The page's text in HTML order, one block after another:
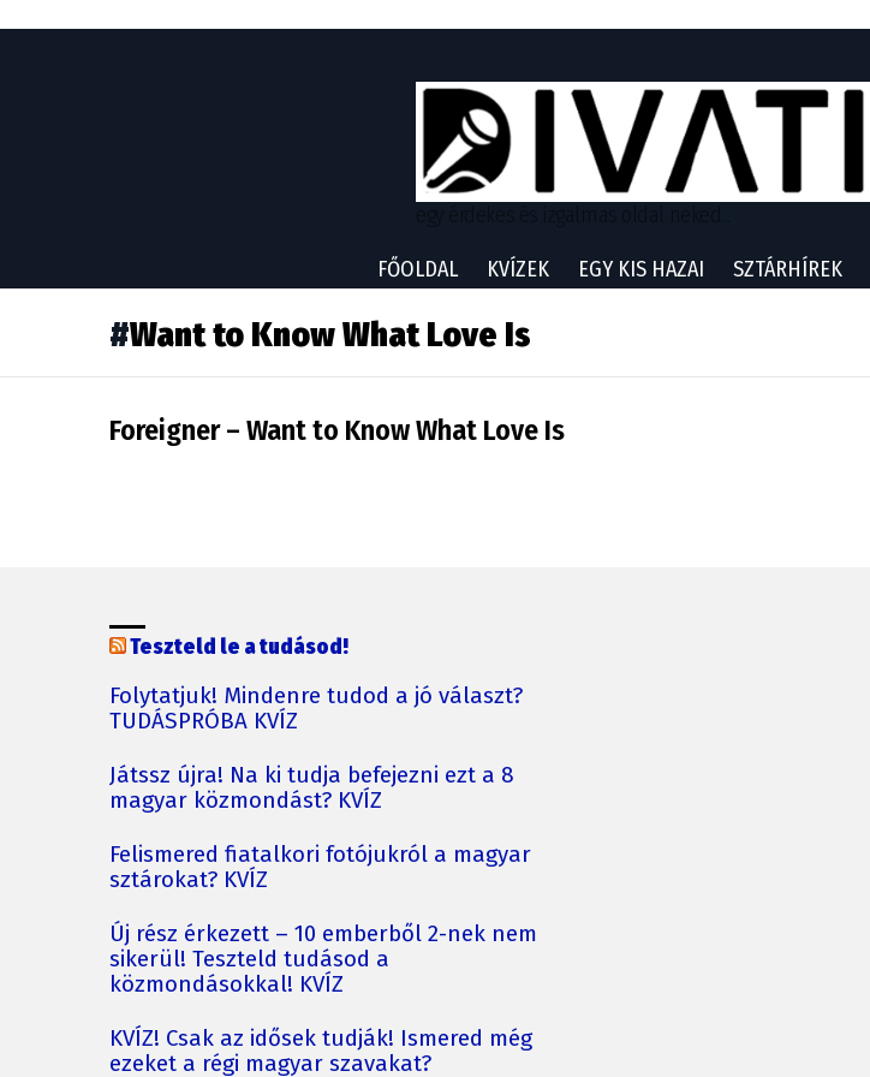
FŐOLDAL KVÍZEK EGY KIS HAZAI SZTÁRHÍREK
Want to Know What Love Is
Legutóbbi
Foreigner – Want to Know What Love Is
Teszteld le a tudásod!
Folytatjuk! Mindenre tudod a jó választ?
TUDÁSPRÓBA KVÍZ
Játssz újra! Na ki tudja befejezni ezt a 8
magyar közmondást? KVÍZ
Felismered fiatalkori fotójukról a magyar
sztárokat? KVÍZ
Új rész érkezett – 10 emberből 2-nek nem
sikerül! Teszteld tudásod a
közmondásokkal! KVÍZ
KVÍZ! Csak az idősek tudják! Ismered még
ezeket a régi magyar szavakat?